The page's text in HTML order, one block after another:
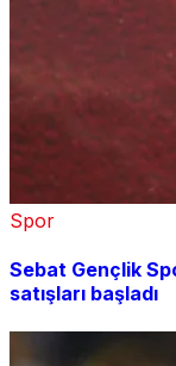
Spor
Sebat Gençlik
satışları başladı